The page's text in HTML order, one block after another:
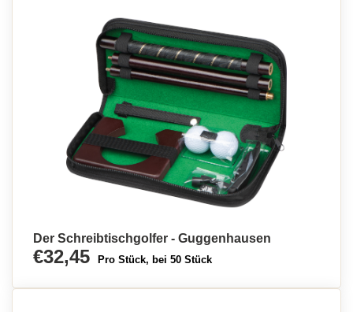
Der Schreibtischgolfer - Guggenhausen
€32,45 Pro Stück, bei 50 Stück